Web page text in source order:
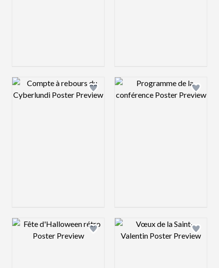
Design preview image Design preview
Design preview image Design preview